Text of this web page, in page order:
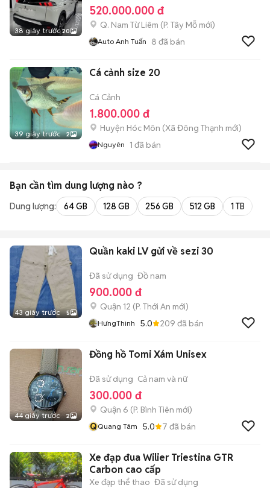
38 giây trước20
520.000.000 đ
Q. Nam Từ Liêm (P. Tây Mỗ mới)
Auto Anh Tuấn 8 đã bán
39 giây trước 2
Cá cảnh size 20
Cá Cảnh
1.800.000 đ
Huyện Hóc Môn (Xã Đông Thạnh mới)
Nguyên 1 đã bán
Bạn cần tìm dung lượng nào ?
Dung lượng: 64 GB 128 GB 256 GB 512 GB 1 TB
43 giây trước 5
Quần kaki LV gửi về sezi 30
Đã sử dụng Đồ nam
900.000 đ
Quận 12 (P. Thới An mới)
HưngThinh 5.0 209 đã bán
44 giây trước 2
Đồng hồ Tomi Xám Unisex
Đã sử dụng Cả nam và nữ
300.000 đ
Quận 6 (P. Bình Tiên mới)
QQuang Tâm 5.0 7 đã bán
Xe đạp đua Wilier Triestina GTR
Carbon cao cấp
Xe đạp thể thao Đã sử dụng